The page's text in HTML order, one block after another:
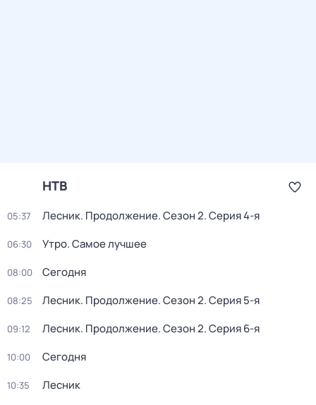
НТВ
05:37 Лесник. Продолжение. Сезон 2. Серия 4-я
06:30 Утро. Самое лучшее
08:00 Сегодня
08:25 Лесник. Продолжение. Сезон 2. Серия 5-я
09:12 Лесник. Продолжение. Сезон 2. Серия 6-я
10:00 Сегодня
10:35 Лесник